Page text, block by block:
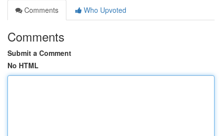
Comments
Who Upvoted
Comments
Submit a Comment
No HTML